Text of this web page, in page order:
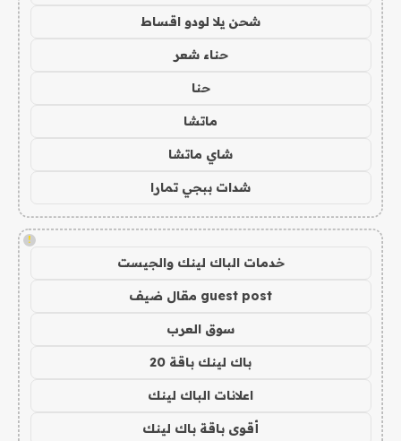
شحن يلا لودو اقساط
حناء شعر
حنا
ماتشا
شاي ماتشا
شدات ببجي تمارا
!
خدمات الباك لينك والجيست
guest post مقال ضيف
سوق العرب
باك لينك باقة 20
اعلانات الباك لينك
أقوى باقة باك لينك